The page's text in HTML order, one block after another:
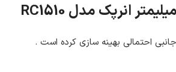
احتمالی بهینه سازی کرده است .